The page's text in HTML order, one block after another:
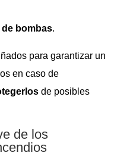
bombas.
para garantizar un
en caso de
de posibles
de los